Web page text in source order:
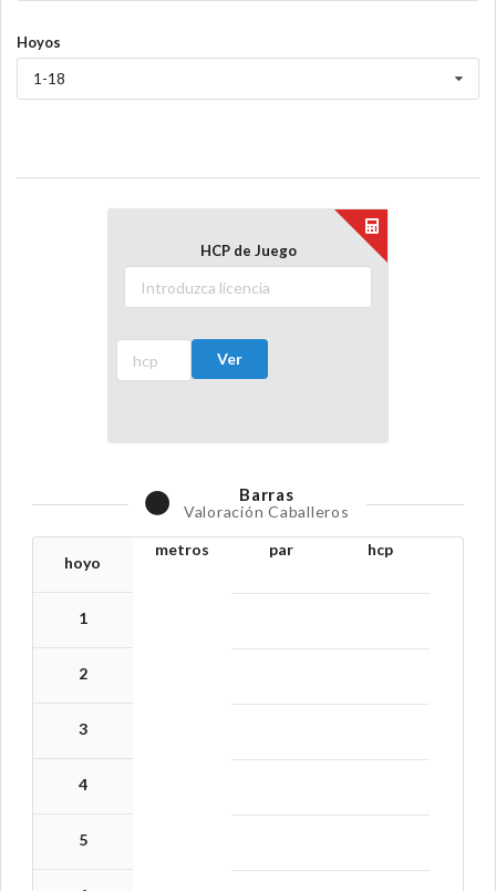
Hoyos
1-18
HCP de Juego
Ver
Barras
Valoración Caballeros
hoyo
1
2
3
4
5
metros par hcp